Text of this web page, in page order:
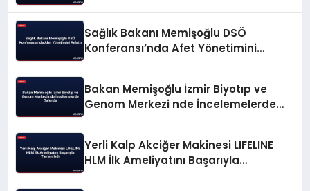
Sağlık Bakanı Memişoğlu DSÖ
Konferansı’nda Afet Yönetimini
Bakan Memişoğlu İzmir Biyotıp ve
Genom Merkezi nde İncelemelerde
Yerli Kalp Akciğer Makinesi LIFELINE
HLM İlk Ameliyatını Başarıyla